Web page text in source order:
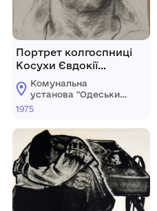
Портрет колгоспниці
Косухи Євдокії
Олексіївни
Комунальна
установа "Одеський
національний
1975